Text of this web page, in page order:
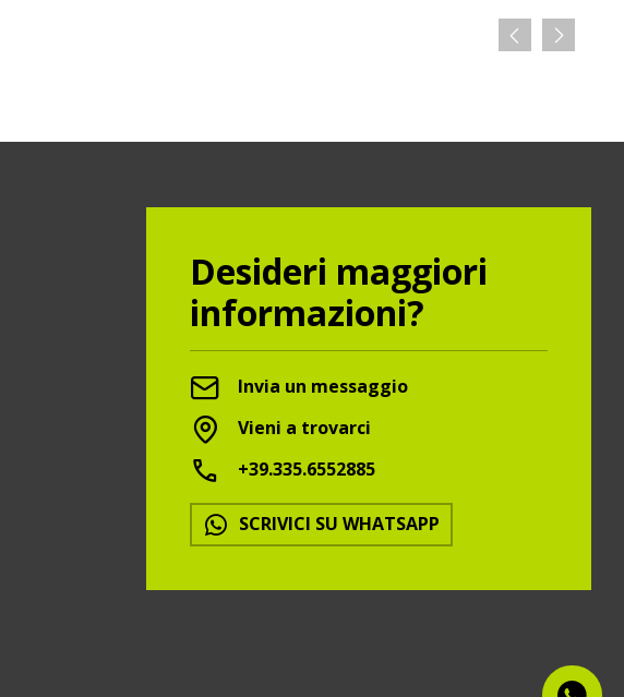
Desideri maggiori
informazioni?
Invia un messaggio
Vieni a trovarci
+39.335.6552885
SCRIVICI SU WHATSAPP